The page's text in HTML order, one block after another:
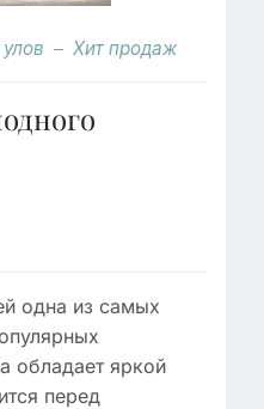
Хит продаж
одна из самых
обладает яркой
перед